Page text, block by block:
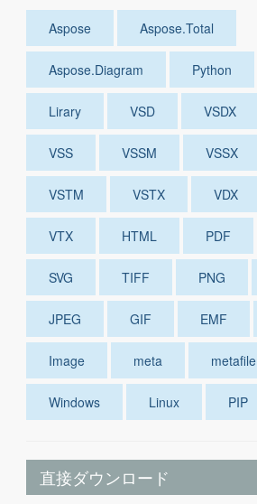
Aspose Aspose.Total
Aspose.Diagram Python
Lirary VSD VSDX
VSS VSSM VSSX
VSTM VSTX VDX
VTX HTML PDF
SVG TIFF PNG
JPEG GIF EMF
Image meta metafile
Windows Linux PIP
直接ダウンロード